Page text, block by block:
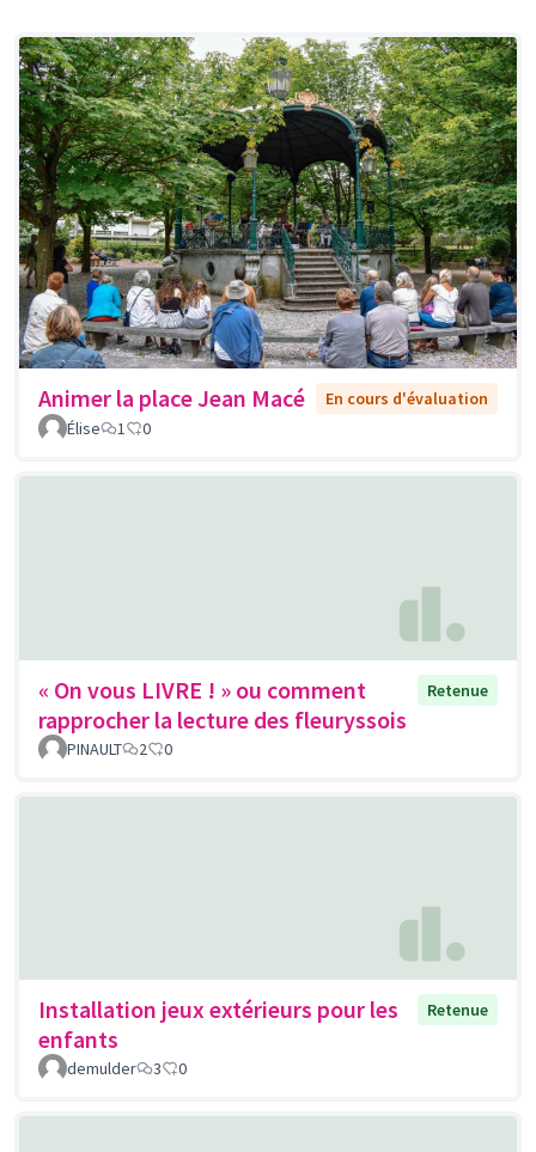
Animer la place Jean Macé
En cours d'évaluation
Élise
1 0
« On vous LIVRE ! » ou comment
rapprocher la lecture des fleuryssois
Retenue
PINAULT 2 0
Installation jeux extérieurs pour les
enfants
Retenue
demulder 3 0